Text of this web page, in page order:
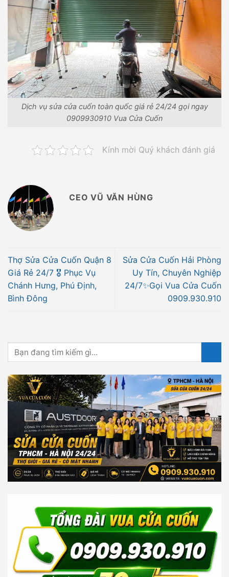
Dịch vụ sửa cửa cuốn toàn quốc giá rẻ 24/24 gọi ngay
0909930910 Vua Cửa Cuốn
Kính mời Quý khách đánh giá
CEO VŨ VĂN HÙNG
Thợ Sửa Cửa Cuốn Quận 8
Giá Rẻ 24/7 🎖 Phục Vụ
Chánh Hưng, Phú Định,
Bình Đông
Sửa Cửa Cuốn Hải Phòng
Uy Tín, Chuyên Nghiệp
24/7✨Gọi Vua Cửa Cuốn
0909.930.910